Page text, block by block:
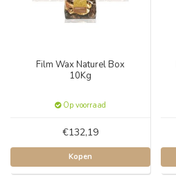
Film Wax Naturel Box
10Kg
Op voorraad
€132,19
Kopen